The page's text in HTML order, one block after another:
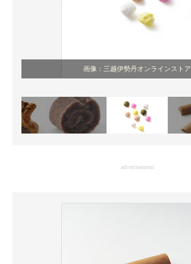
画像：三越伊勢丹オンラインストア
advertisement